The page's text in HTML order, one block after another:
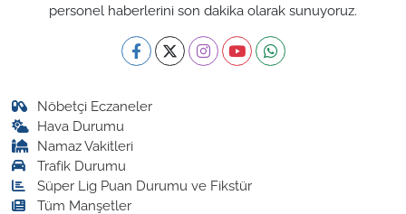
personel haberlerini son dakika olarak sunuyoruz.
Nöbetçi Eczaneler
Hava Durumu
Namaz Vakitleri
Trafik Durumu
Süper Lig Puan Durumu ve Fikstür
Tüm Manşetler